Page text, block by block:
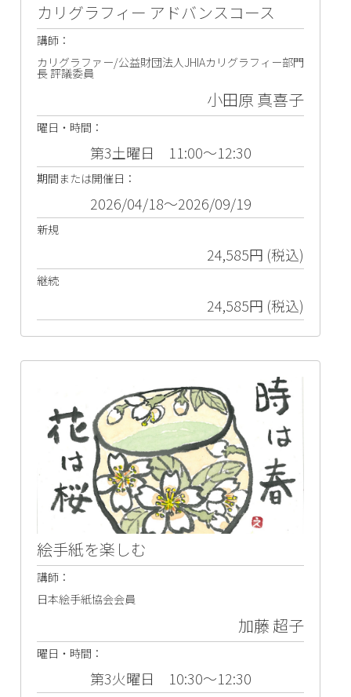
カリグラフィー アドバンスコース
講師：
カリグラファー/公益財団法人JHIAカリグラフィー部門
長 評議委員
小田原 真喜子
曜日・時間：
第3土曜日 11:00～12:30
期間または開催日：
2026/04/18～2026/09/19
新規
24,585円 (税込)
継続
24,585円 (税込)
絵手紙を楽しむ
講師：
日本絵手紙協会会員
加藤 超子
曜日・時間：
第3火曜日 10:30～12:30